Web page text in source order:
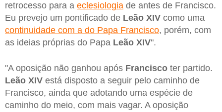
retrocesso para a eclesiologia de antes de Francisco.
Eu prevejo um pontificado de Leão XIV como uma
continuidade com a do Papa Francisco, porém, com
as ideias próprias do Papa Leão XIV".
"A oposição não ganhou após Francisco ter partido.
Leão XIV está disposto a seguir pelo caminho de
Francisco, ainda que adotando uma espécie de
caminho do meio, com mais vagar. A oposição